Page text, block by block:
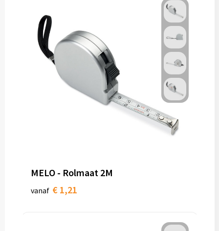
MELO - Rolmaat 2M
vanaf € 1,21